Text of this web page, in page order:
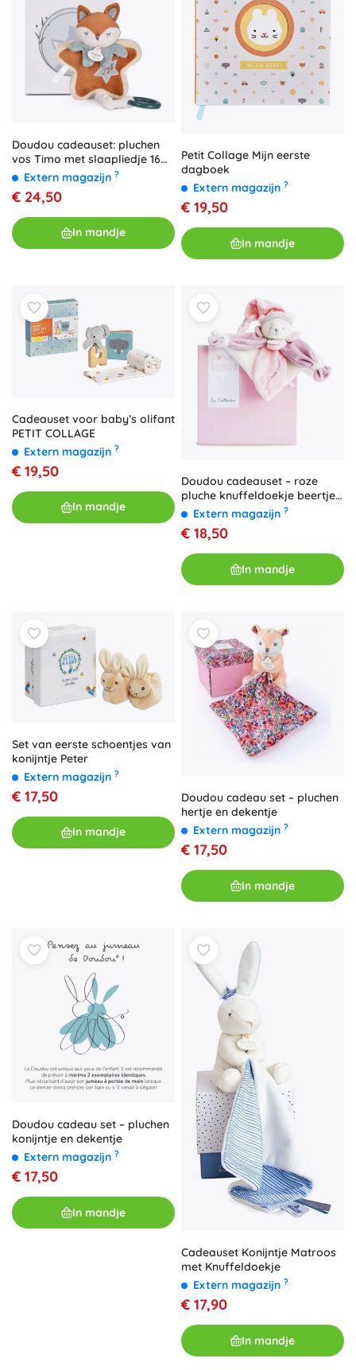
Doudou cadeauset: pluchen
vos Timo met slaapliedje 16
cmExtern magazijn ?
€ 24,50
In mandje
Petit Collage Mijn eerste
dagboek
Extern magazijn ?
€ 19,50
In mandje
Cadeauset voor baby’s olifant
PETIT COLLAGE
Extern magazijn ?
€ 19,50
In mandje
Doudou cadeauset – roze
pluche knuffeldoekje beertje
24 cm
Extern magazijn ?
€ 18,50
In mandje
Set van eerste schoentjes van
konijntje Peter
Extern magazijn ?
€ 17,50
In mandje
Doudou cadeau set – pluchen
hertje en dekentje
Extern magazijn ?
€ 17,50
In mandje
Doudou cadeau set – pluchen
konijntje en dekentje
Extern magazijn ?
€ 17,50
In mandje
Cadeauset Konijntje Matroos
met Knuffeldoekje
Extern magazijn ?
€ 17,90
In mandje